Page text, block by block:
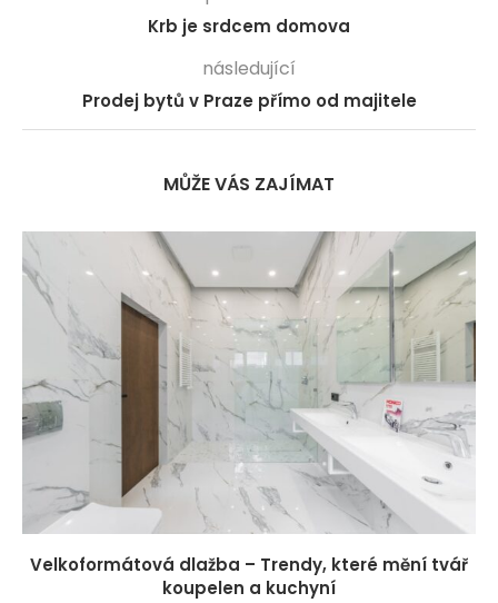
Krb je srdcem domova
následující
Prodej bytů v Praze přímo od majitele
MŮŽE VÁS ZAJÍMAT
Velkoformátová dlažba – Trendy, které mění tvář
koupelen a kuchyní